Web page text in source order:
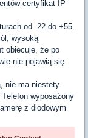
certyfikat IP-
od -22 do +55.
wysoką
obiecuje, że po
nie pojawią się
nie ma niestety
wyposażony
z diodowym